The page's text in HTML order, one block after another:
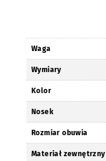
Waga
Wymiary
Kolor
Nosek
Rozmiar obuwia
Materiał zewnętrzny